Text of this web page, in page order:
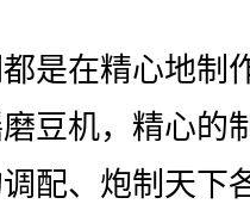
在精心地制
豆机，精心的
配、炮制天下